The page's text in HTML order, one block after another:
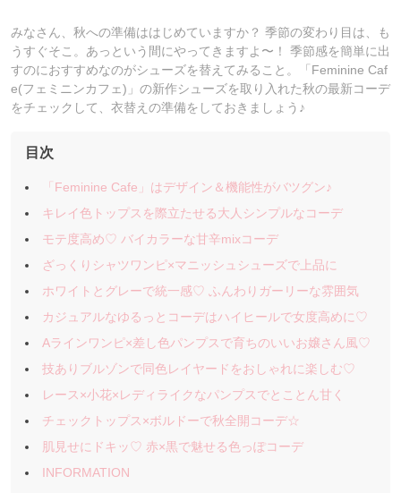
みなさん、秋への準備ははじめていますか？ 季節の変わり目は、も
うすぐそこ。あっという間にやってきますよ〜！ 季節感を簡単に出
すのにおすすめなのがシューズを替えてみること。「Feminine Caf
e(フェミニンカフェ)」の新作シューズを取り入れた秋の最新コーデ
をチェックして、衣替えの準備をしておきましょう♪
目次
「Feminine Cafe」はデザイン＆機能性がバツグン♪
キレイ色トップスを際立たせる大人シンプルなコーデ
モテ度高め♡ バイカラーな甘辛mixコーデ
ざっくりシャツワンピ×マニッシュシューズで上品に
ホワイトとグレーで統一感♡ ふんわりガーリーな雰囲気
カジュアルなゆるっとコーデはハイヒールで女度高めに♡
Aラインワンピ×差し色パンプスで育ちのいいお嬢さん風♡
技ありブルゾンで同色レイヤードをおしゃれに楽しむ♡
レース×小花×レディライクなパンプスでとことん甘く
チェックトップス×ボルドーで秋全開コーデ☆
肌見せにドキッ♡ 赤×黒で魅せる色っぽコーデ
INFORMATION